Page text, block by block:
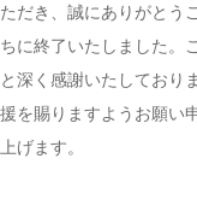
だき、誠にありがとう
に終了いたしました。
深く感謝いたしておりま
を賜りますようお願い
げます。